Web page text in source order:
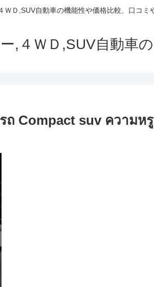
Ｄ,SUV自動車の機能性や価格比較、口コミ
,４ＷＤ,SUV自動車
ถ Compact suv ความหรู